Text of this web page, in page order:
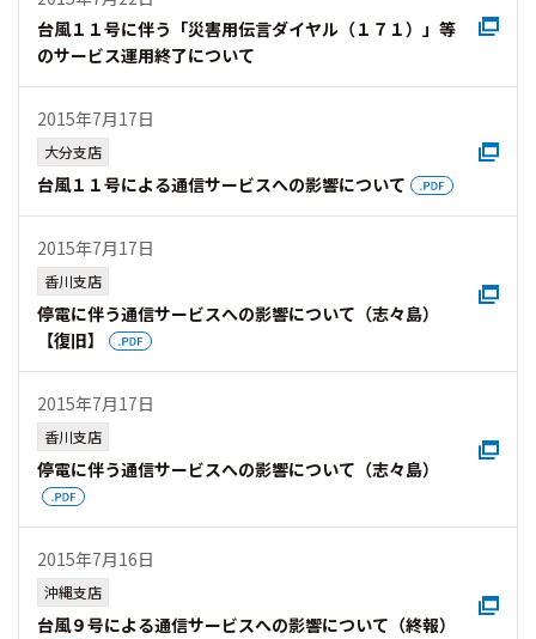
台風１１号に伴う「災害用伝言ダイヤル（１７１）」等
のサービス運用終了について
2015年7月17日
大分支店
台風１１号による通信サービスへの影響について
2015年7月17日
香川支店
停電に伴う通信サービスへの影響について（志々島）
【復旧】
2015年7月17日
香川支店
停電に伴う通信サービスへの影響について（志々島）
2015年7月16日
沖縄支店
台風９号による通信サービスへの影響について（終報）